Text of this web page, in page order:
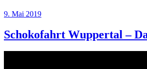
9. Mai 2019
Schokofahrt Wuppertal –